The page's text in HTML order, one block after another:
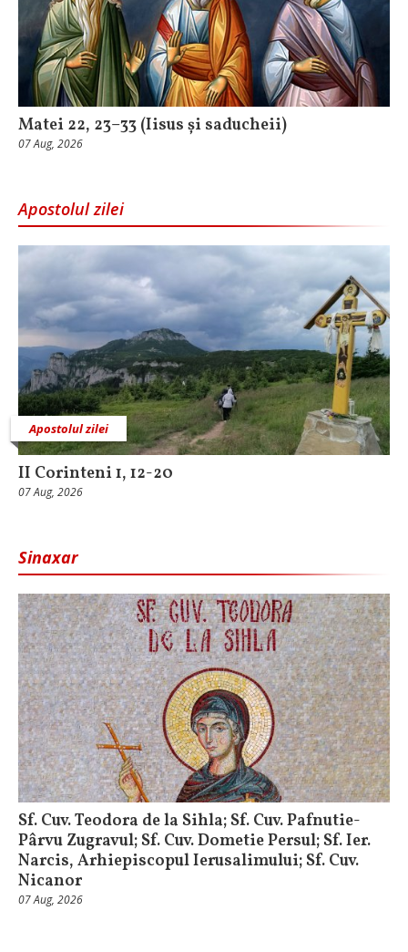
Matei 22, 23–33 (Iisus și saducheii)
07 Aug, 2026
Apostolul zilei
Apostolul zilei
II Corinteni 1, 12-20
07 Aug, 2026
Sinaxar
Sf. Cuv. Teodora de la Sihla; Sf. Cuv. Pafnutie-
Pârvu Zugravul; Sf. Cuv. Dometie Persul; Sf. Ier.
Narcis, Arhiepiscopul Ierusalimului; Sf. Cuv.
Nicanor
07 Aug, 2026